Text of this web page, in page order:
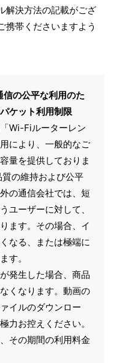
解決方法の記載がござ
携帯くださいますよう
の公平な利用のた
ケット利用制限
Wi-Fiルーターレン
により、一般的なご
量を提供しておりま
の維持および公平
の通信会社では、短
ユーザーに対して、
ます。その場合、イ
なる、または極端に
す。
発生した場合、商品
くなります。動画の
イルのダウンロー
力お控えください。
その期間の利用料金